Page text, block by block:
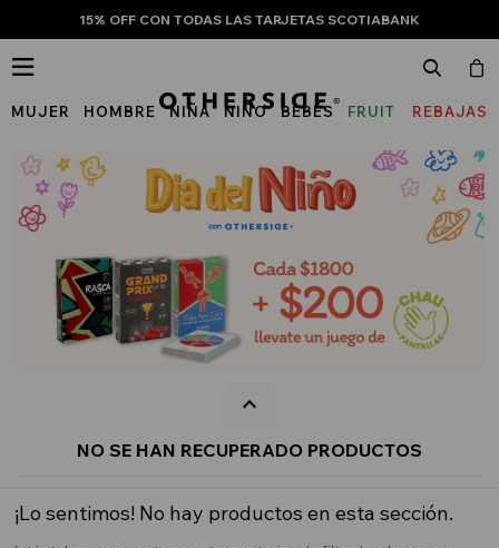
15% OFF CON TODAS LAS TARJETAS SCOTIABANK
MUJER HOMBRE NIÑA NIÑO BEBÉS
FRUIT
THE
LOOM
REBAJAS

NO SE HAN RECUPERADO PRODUCTOS
¡Lo sentimos! No hay productos en esta sección.